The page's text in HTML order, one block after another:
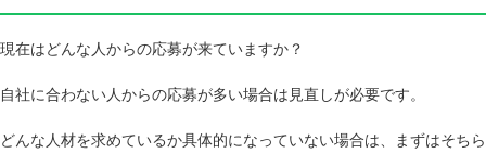
現在はどんな人からの応募が来ていますか？
自社に合わない人からの応募が多い場合は見直しが必要です。
どんな人材を求めているか具体的になっていない場合は、まずはそちら